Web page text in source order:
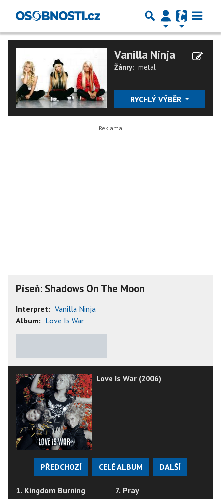
Vanilla Ninja
Žánry: metal
RYCHLÝ VÝBĚR
Píseň: Shadows On The Moon
Interpret: Vanilla Ninja
Album: Love Is War
Love Is War (2006)
PŘEDCHOZÍ CELÉ ALBUM DALŠÍ
1. Kingdom Burning
7. Pray